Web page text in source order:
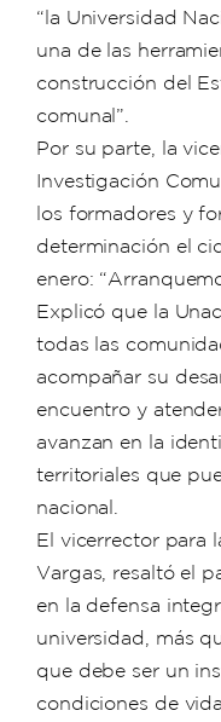
“la Universidad
una de las
construcción del
comunal”.
Por su parte, la
Investigación
los formadores y
determinación el
enero:
Explicó que la
todas las
acompañar su
encuentro y
avanzan en la
territoriales que
nacional.
El vicerrector para
Vargas, resaltó el
en la defensa
universidad, más
que debe ser un
condiciones de